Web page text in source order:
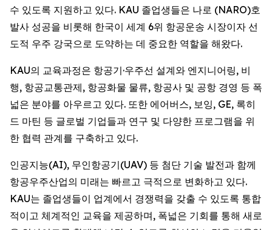
수 있도록 지원하고 있다. KAU 졸업생들은 나로 (NARO)호
발사 성공을 비롯해 한국이 세계 6위 항공운송 시장이자 선
도적 우주 강국으로 도약하는 데 중요한 역할을 해왔다.
KAU의 교육과정은 항공기·우주선 설계와 엔지니어링, 비
행, 항공교통관제, 항공화물 물류, 항공사 및 공항 경영 등 폭
넓은 분야를 아우르고 있다. 또한 에어버스, 보잉, GE, 록히
드 마틴 등 글로벌 기업들과 연구 및 다양한 프로그램을 위
한 협력 관계를 구축하고 있다.
인공지능(AI), 무인항공기(UAV) 등 첨단 기술 발전과 함께
항공우주산업의 미래는 빠르고 극적으로 변화하고 있다.
KAU는 졸업생들이 업계에서 경쟁력을 갖출 수 있도록 통합
적이고 체계적인 교육을 제공하며, 폭넓은 기회를 통해 새로